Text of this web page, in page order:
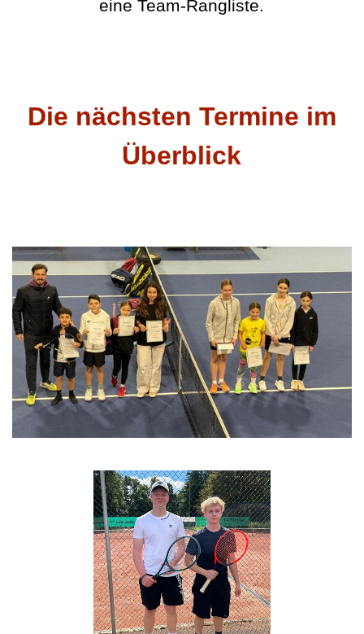
eine Team-Rangliste.
Die nächsten Termine im
Überblick